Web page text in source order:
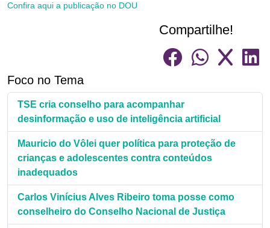
Confira aqui a publicação no DOU
Compartilhe!
Foco no Tema
TSE cria conselho para acompanhar
desinformação e uso de inteligência artificial
Mauricio do Vôlei quer política para proteção de
crianças e adolescentes contra conteúdos
inadequados
Carlos Vinícius Alves Ribeiro toma posse como
conselheiro do Conselho Nacional de Justiça